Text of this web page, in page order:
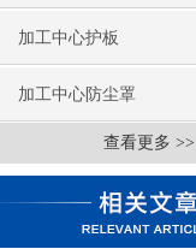
加工中心护板
加工中心防尘罩
查看更多 >>